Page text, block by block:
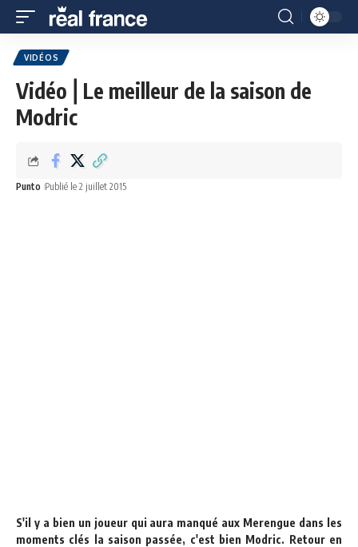
VIDÉOS
Vidéo⎪Le meilleur de la saison de
Modric
Punto Publié le 2 juillet 2015
S'il y a bien un joueur qui aura manqué aux Merengue dans les
moments clés la saison passée, c'est bien Modric. Retour en